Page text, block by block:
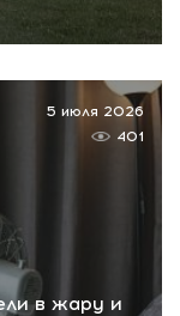
в жару и
5 июля 2026
401